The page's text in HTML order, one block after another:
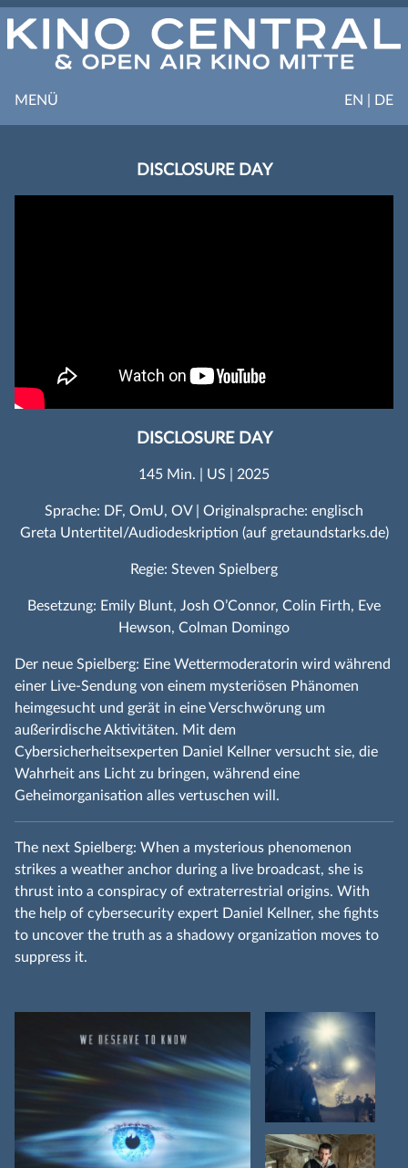
EN | DE
MENÜ
DISCLOSURE DAY
DISCLOSURE DAY
145 Min. | US | 2025
Sprache: DF, OmU, OV | Originalsprache: englisch
Greta Untertitel/Audiodeskription (auf gretaundstarks.de)
Regie: Steven Spielberg
Besetzung: Emily Blunt, Josh O’Connor, Colin Firth, Eve
Hewson, Colman Domingo
Der neue Spielberg: Eine Wettermoderatorin wird während
einer Live-Sendung von einem mysteriösen Phänomen
heimgesucht und gerät in eine Verschwörung um
außerirdische Aktivitäten. Mit dem
Cybersicherheitsexperten Daniel Kellner versucht sie, die
Wahrheit ans Licht zu bringen, während eine
Geheimorganisation alles vertuschen will.
The next Spielberg: When a mysterious phenomenon
strikes a weather anchor during a live broadcast, she is
thrust into a conspiracy of extraterrestrial origins. With
the help of cybersecurity expert Daniel Kellner, she fights
to uncover the truth as a shadowy organization moves to
suppress it.